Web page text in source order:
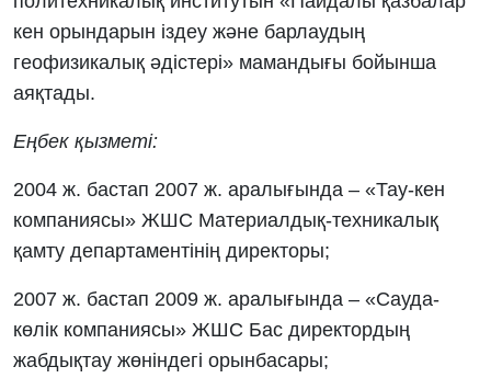
кен орындарын іздеу және барлаудың
геофизикалық әдістері» мамандығы бойынша
аяқтады.
Еңбек қызметі:
2004 ж. бастап 2007 ж. аралығында – «Тау-кен
компаниясы» ЖШС Материалдық-техникалық
қамту департаментінің директоры;
2007 ж. бастап 2009 ж. аралығында – «Сауда-
көлік компаниясы» ЖШС Бас директордың
жабдықтау жөніндегі орынбасары;